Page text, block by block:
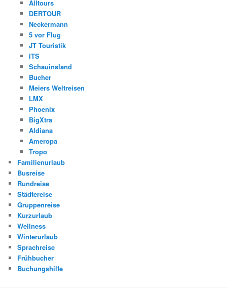
Alltours
DERTOUR
Neckermann
5 vor Flug
JT Touristik
ITS
Schauinsland
Bucher
Meiers Weltreisen
LMX
Phoenix
BigXtra
Aldiana
Ameropa
Tropo
Familienurlaub
Busreise
Rundreise
Städtereise
Gruppenreise
Kurzurlaub
Wellness
Winterurlaub
Sprachreise
Frühbucher
Buchungshilfe